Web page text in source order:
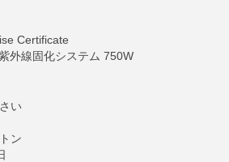
Certificate
外線固化システム 750W
い
ン